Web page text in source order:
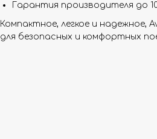
Гарантия производителя до
Компактное, легкое и надежное,
для безопасных и комфортных